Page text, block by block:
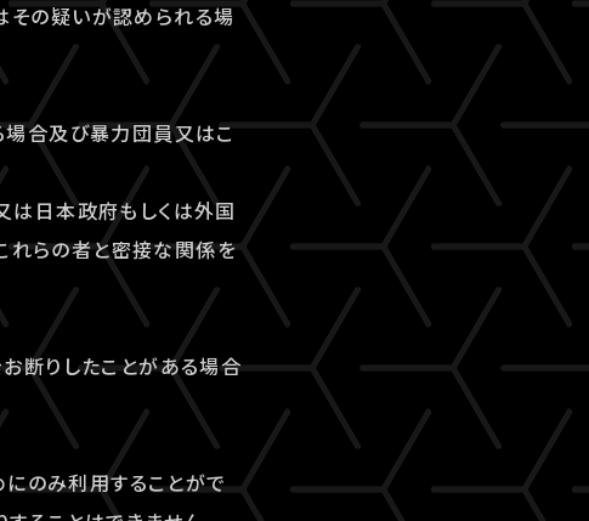
その疑いが認められる場
合及び暴力団員又はこ
日本政府もしくは外国
れらの者と密接な関係を
断りしたことがある場合
にのみ利用することがで